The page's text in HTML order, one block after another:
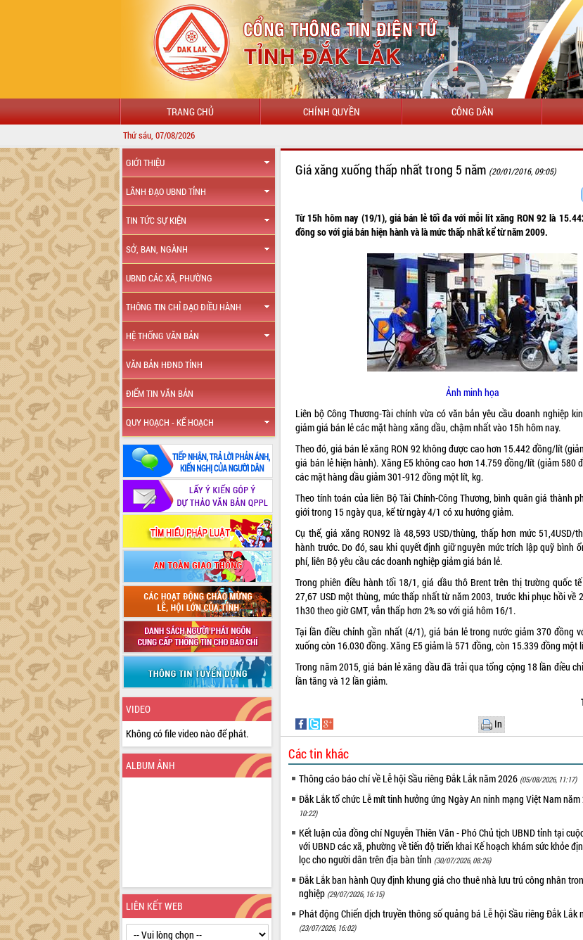
TRANG CHỦ CHÍNH QUYỀN CÔNG DÂN
Thứ sáu, 07/08/2026
GIỚI THIỆU
LÃNH ĐẠO UBND TỈNH
TIN TỨC SỰ KIỆN
SỞ, BAN, NGÀNH
UBND CÁC XÃ, PHƯỜNG
THÔNG TIN CHỈ ĐẠO ĐIỀU HÀNH
HỆ THỐNG VĂN BẢN
VĂN BẢN HĐND TỈNH
ĐIỂM TIN VĂN BẢN
QUY HOẠCH - KẾ HOẠCH
VIDEO
Không có file video nào để phát.
ALBUM ẢNH
LIÊN KẾT WEB
Giá xăng xuống thấp nhất trong 5 năm (20/01/2016, 09:05)
Từ 15h hôm nay (19/1), giá bán lẻ tối đa với mỗi lít xăng RON 92 là
đồng so với giá bán hiện hành và là mức thấp nhất kể từ năm 2009.
Ảnh minh họa
Liên bộ Công Thương-Tài chính vừa có văn bản yêu cầu doanh nghiệp
giảm giá bán lẻ các mặt hàng xăng dầu, chậm nhất vào 15h hôm nay.
Theo đó, giá bán lẻ xăng RON 92 không được cao hơn 15.442 đồng/lít
giá bán lẻ hiện hành). Xăng E5 không cao hơn 14.759 đồng/lít (giảm 580
các mặt hàng dầu giảm 301-912 đồng một lít, kg.
Theo tính toán của liên Bộ Tài Chính-Công Thương, bình quân giá thành
giới trong 15 ngày qua, kể từ ngày 4/1 có xu hướng giảm.
Cụ thể, giá xăng RON92 là 48,593 USD/thùng, thấp hơn mức 51,4USD/
hành trước. Do đó, sau khi quyết định giữ nguyên mức trích lập quỹ bình
phí, liên Bộ yêu cầu các doanh nghiệp giảm giá bán lẻ.
Trong phiên điều hành tối 18/1, giá dầu thô Brent trên thị trường quốc
27,67 USD một thùng, mức thấp nhất từ năm 2003, trước khi phục hồi về
1h30 theo giờ GMT, vẫn thấp hơn 2% so với giá hôm 16/1.
Tại lần điều chỉnh gần nhất (4/1), giá bán lẻ trong nước giảm 370 đồng
xuống còn 16.030 đồng. Xăng E5 giảm là 571 đồng, còn 15.​339 đồng một
Trong năm 2015, giá bán lẻ xăng dầu đã trải qua tổng cộng 18 lần điều
lần tăng và 12 lần giảm.
In
Các tin khác
Thông cáo báo chí về Lễ hội Sầu riêng Đắk Lắk năm 2026 (05/08/2026, 11:17)
Đắk Lắk tổ chức Lễ mít tinh hưởng ứng Ngày An ninh mạng Việt Nam năm
10:22)
Kết luận của đồng chí Nguyễn Thiên Văn - Phó Chủ tịch UBND tỉnh tại
với UBND các xã, phường về tiến độ triển khai Kế hoạch khám sức khỏe
lọc cho người dân trên địa bàn tỉnh (30/07/2026, 08:26)
Đắk Lắk ban hành Quy định khung giá cho thuê nhà lưu trú công nhân
nghiệp (29/07/2026, 16:15)
Phát động Chiến dịch truyền thông số quảng bá Lễ hội Sầu riêng Đắk Lắk
(23/07/2026, 16:02)